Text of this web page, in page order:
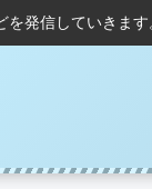
発信していきます